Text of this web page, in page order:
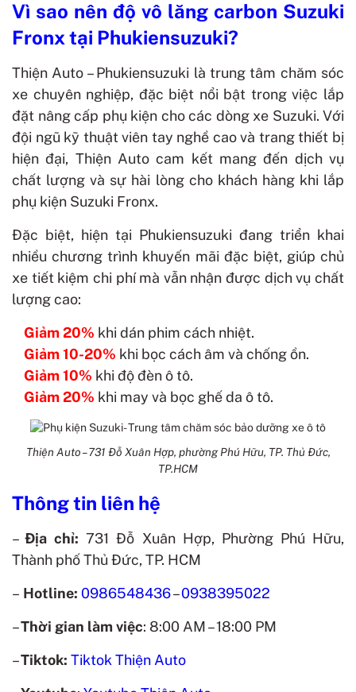
Vì sao nên độ vô lăng carbon Suzuki
Fronx tại Phukiensuzuki?
Thiện Auto – Phukiensuzuki là trung tâm chăm sóc
xe chuyên nghiệp, đặc biệt nổi bật trong việc lắp
đặt nâng cấp phụ kiện cho các dòng xe Suzuki. Với
đội ngũ kỹ thuật viên tay nghề cao và trang thiết bị
hiện đại, Thiện Auto cam kết mang đến dịch vụ
chất lượng và sự hài lòng cho khách hàng khi lắp
phụ kiện Suzuki Fronx.​
Đặc biệt, hiện tại Phukiensuzuki đang triển khai
nhiều chương trình khuyến mãi đặc biệt, giúp chủ
xe tiết kiệm chi phí mà vẫn nhận được dịch vụ chất
lượng cao:
Giảm 20% khi dán phim cách nhiệt.
Giảm 10-20% khi bọc cách âm và chống ồn.
Giảm 10% khi độ đèn ô tô.
Giảm 20% khi may và bọc ghế da ô tô.
Thiện Auto – 731 Đỗ Xuân Hợp, phường Phú Hữu, TP. Thủ Đức,
TP.HCM
Thông tin liên hệ
–Địa chỉ: 731 Đỗ Xuân Hợp, Phường Phú Hữu,
Thành phố Thủ Đức, TP. HCM
– Hotline: 0986548436–0938395022
–Thời gian làm việc: 8:00 AM – 18:00 PM
–Tiktok: Tiktok Thiện Auto